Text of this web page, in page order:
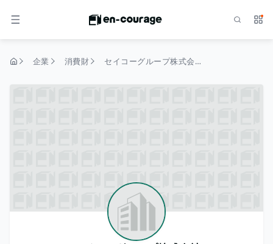
メニュー サ
企業 消費財 セイコーグループ株式会社